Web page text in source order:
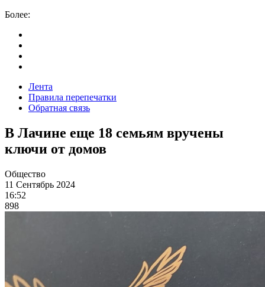
Более:
Лента
Правила перепечатки
Обратная связь
В Лачине еще 18 семьям вручены
ключи от домов
Общество
11 Сентябрь 2024
16:52
898